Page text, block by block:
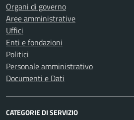
Organi di governo
Aree amministrative
Uffici
Enti e fondazioni
Politici
Personale amministrativo
Documenti e Dati
CATEGORIE DI SERVIZIO